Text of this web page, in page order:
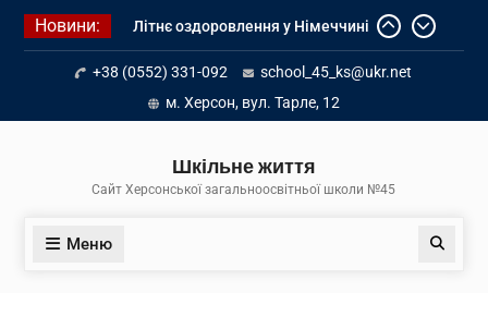
Перейти
Новини:
Літнє оздоровлення у Німеччині
Діалог з бізнесом
Інформація про вступ молоді з
тимчасово окупованих територій
до українських закладів освіти
+38 (0552) 331-092
school_45_ks@ukr.net
м. Херсон, вул. Тарле, 12
Шкільне життя
Сайт Херсонської загальноосвітньої школи №45
Меню Пошук